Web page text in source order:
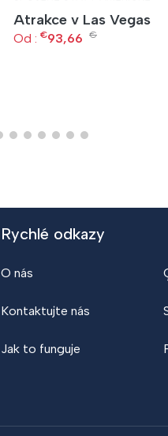
Atrakce v Las Vegas
Od : €93,66 €
Rychlé odkazy
O nás
Kontaktujte nás
Jak to funguje